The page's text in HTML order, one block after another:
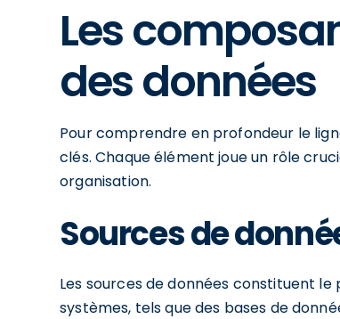
Les
des données
Pour comprendre en profondeur le
clés. Chaque élément joue un rôle
organisation.
Sources de
Les sources de données constituent
systèmes, tels que des bases de